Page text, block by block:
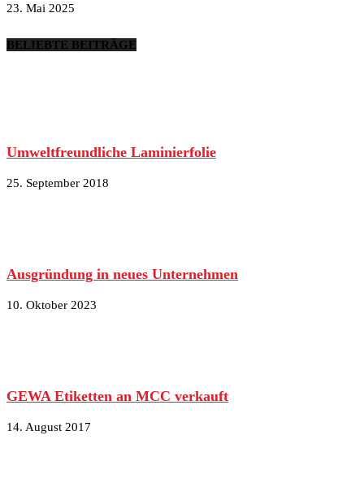
23. Mai 2025
BELIEBTE BEITRÄGE
Umweltfreundliche Laminierfolie
25. September 2018
Ausgründung in neues Unternehmen
10. Oktober 2023
GEWA Etiketten an MCC verkauft
14. August 2017